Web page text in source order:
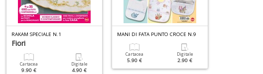
RAKAM SPECIALE N.1
Fiori
Cartacea
9.90 €
Digitale
4.90 €
MANI DI FATA PUNTO CROCE N.9
Cartacea
5.90 €
Digitale
2.90 €